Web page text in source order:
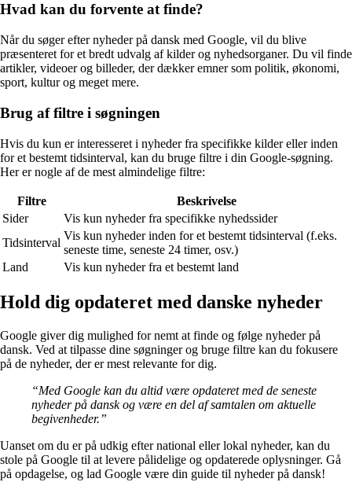
Hvad kan du forvente at finde?
Når du søger efter nyheder på dansk med Google, vil du blive
præsenteret for et bredt udvalg af kilder og nyhedsorganer. Du vil finde
artikler, videoer og billeder, der dækker emner som politik, økonomi,
sport, kultur og meget mere.
Brug af filtre i søgningen
Hvis du kun er interesseret i nyheder fra specifikke kilder eller inden
for et bestemt tidsinterval, kan du bruge filtre i din Google-søgning.
Her er nogle af de mest almindelige filtre:
Filtre
Beskrivelse
Sider
Vis kun nyheder fra specifikke nyhedssider
Tidsinterval
Vis kun nyheder inden for et bestemt tidsinterval (f.eks.
seneste time, seneste 24 timer, osv.)
Land
Vis kun nyheder fra et bestemt land
Hold dig opdateret med danske nyheder
Google giver dig mulighed for nemt at finde og følge nyheder på
dansk. Ved at tilpasse dine søgninger og bruge filtre kan du fokusere
på de nyheder, der er mest relevante for dig.
“Med Google kan du altid være opdateret med de seneste
nyheder på dansk og være en del af samtalen om aktuelle
begivenheder.”
Uanset om du er på udkig efter national eller lokal nyheder, kan du
stole på Google til at levere pålidelige og opdaterede oplysninger. Gå
på opdagelse, og lad Google være din guide til nyheder på dansk!